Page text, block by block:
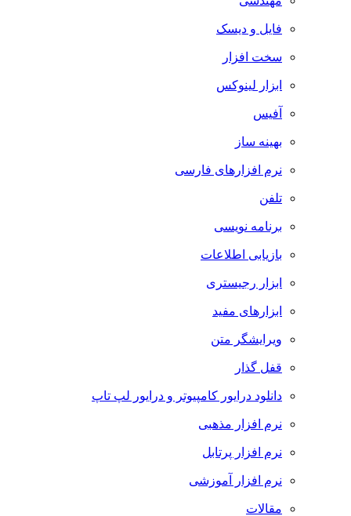
فایل و دیسک
سخت افزار
ابزار لینوکس
آفیس
بهینه ساز
نرم افزارهای فارسی
تلفن
برنامه نویسی
بازیابی اطلاعات
ابزار رجیستری
ابزارهای مفید
ویرایشگر متن
قفل گذار
دانلود درایور کامپیوتر و درایور لپ تاپ
نرم افزار مذهبی
نرم افزار پرتابل
نرم افزار آموزشی
مقالات